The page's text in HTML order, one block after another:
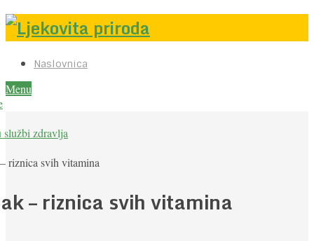
Naslovnica
Menu
zdravlja
riznica svih vitamina
– riznica svih vitamina